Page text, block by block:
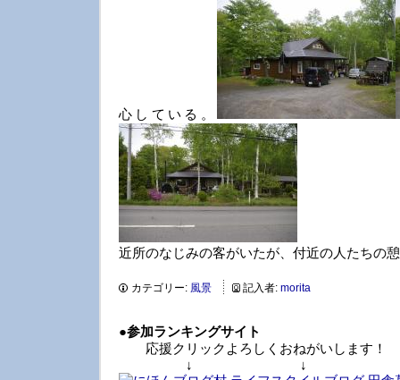
心している。
近所のなじみの客がいたが、付近の人たちの
カテゴリー: 風景 記入者: morita
●参加ランキングサイト
応援クリックよろしくおねがいします！
↓ ↓